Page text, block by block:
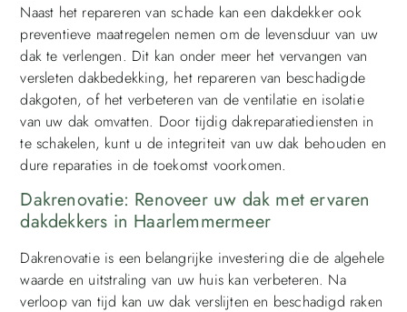
Naast het repareren van schade kan een dakdekker ook
preventieve maatregelen nemen om de levensduur van uw
dak te verlengen. Dit kan onder meer het vervangen van
versleten dakbedekking, het repareren van beschadigde
dakgoten, of het verbeteren van de ventilatie en isolatie
van uw dak omvatten. Door tijdig dakreparatiediensten in
te schakelen, kunt u de integriteit van uw dak behouden en
dure reparaties in de toekomst voorkomen.
Dakrenovatie: Renoveer uw dak met ervaren
dakdekkers in Haarlemmermeer
Dakrenovatie is een belangrijke investering die de algehele
waarde en uitstraling van uw huis kan verbeteren. Na
verloop van tijd kan uw dak verslijten en beschadigd raken